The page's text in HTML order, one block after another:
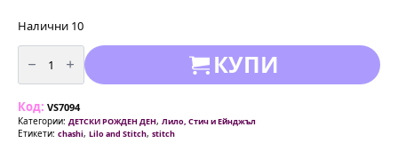
Налични 10
количество
за
Парти
чаши
(Stitch)
-
10
броя
КУПИ
Код: VS7094
Категории: ДЕТСКИ РОЖДЕН ДЕН, Лило, Стич и Ейнджъл
Етикети: chashi, Lilo and Stitch, stitch